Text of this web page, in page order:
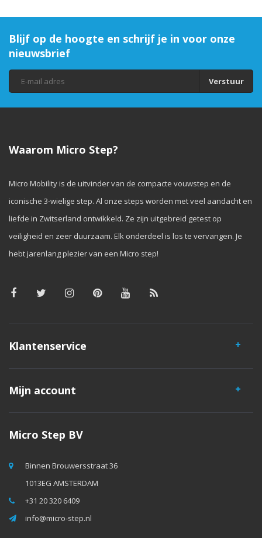
Blijf op de hoogte en schrijf je in voor onze
nieuwsbrief
Verstuur
Waarom Micro Step?
Micro Mobility is de uitvinder van de compacte vouwstep en de
iconische 3-wielige step. Al onze steps worden met veel aandacht en
liefde in Zwitserland ontwikkeld. Ze zijn uitgebreid getest op
veiligheid en zeer duurzaam. Elk onderdeel is los te vervangen. Je
hebt jarenlang plezier van een Micro step!
Klantenservice
Mijn account
Micro Step BV
Binnen Brouwersstraat 36
1013EG AMSTERDAM
+31 20 320 6409
info@micro-step.nl